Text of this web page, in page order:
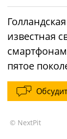
известная
пятое
© NextPit